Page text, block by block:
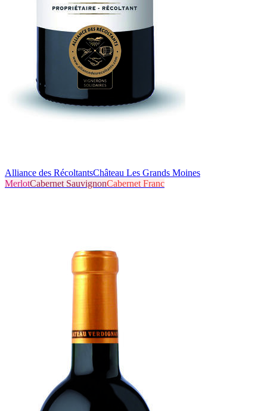
Alliance des RécoltantsChâteau Les Grands Moines
MerlotCabernet SauvignonCabernet Franc